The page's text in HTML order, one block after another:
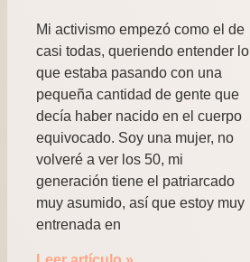
Mi activismo empezó como el de
casi todas, queriendo entender lo
que estaba pasando con una
pequeña cantidad de gente que
decía haber nacido en el cuerpo
equivocado. Soy una mujer, no
volveré a ver los 50, mi
generación tiene el patriarcado
muy asumido, así que estoy muy
entrenada en